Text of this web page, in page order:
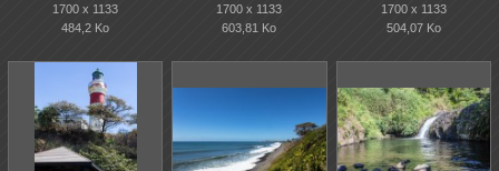
1700 x 1133
484,2 Ko
1700 x 1133
603,81 Ko
1700 x 1133
504,07 Ko